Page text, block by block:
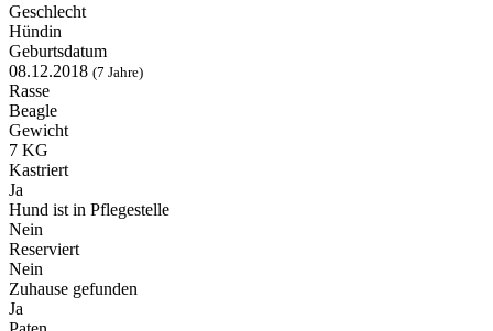
Geschlecht
Hündin
Geburtsdatum
08.12.2018 (7 Jahre)
Rasse
Beagle
Gewicht
7 KG
Kastriert
Ja
Hund ist in Pflegestelle
Nein
Reserviert
Nein
Zuhause gefunden
Ja